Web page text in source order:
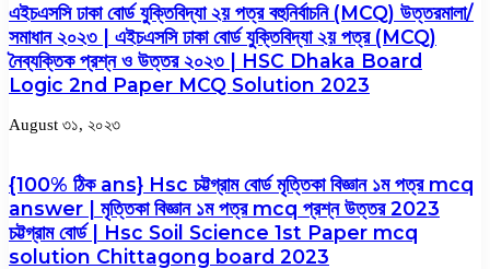
এইচএসসি ঢাকা বোর্ড যুক্তিবিদ্যা ২য় পত্র বহুনির্বাচনি (MCQ) উত্তরমালা/
সমাধান ২০২৩ | এইচএসসি ঢাকা বোর্ড যুক্তিবিদ্যা ২য় পত্র (MCQ)
নৈব্যক্তিক প্রশ্ন ও উত্তর ২০২৩ | HSC Dhaka Board
Logic 2nd Paper MCQ Solution 2023
August ৩১, ২০২৩
{100% ঠিক ans} Hsc চট্টগ্রাম বোর্ড মৃত্তিকা বিজ্ঞান ১ম পত্র mcq
answer | মৃত্তিকা বিজ্ঞান ১ম পত্র mcq প্রশ্ন উত্তর 2023
চট্টগ্রাম বোর্ড | Hsc Soil Science 1st Paper mcq
solution Chittagong board 2023